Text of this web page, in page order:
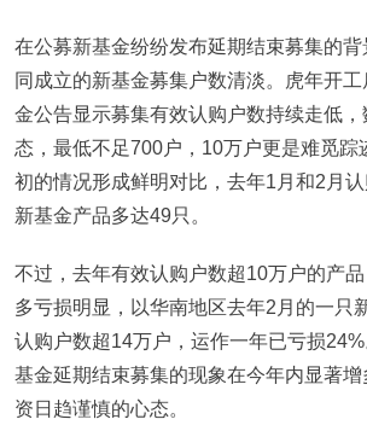
在公募新基金纷纷发布延期结束募集的
同成立的新基金募集户数清淡。虎年开
金公告显示募集有效认购户数持续走低，
态，最低不足700户，10万户更是难觅踪
初的情况形成鲜明对比，去年1月和2月
新基金产品多达49只。
不过，去年有效认购户数超10万户的产
多亏损明显，以华南地区去年2月的一只
认购户数超14万户，运作一年已亏损
基金延期结束募集的现象在今年内显著
资日趋谨慎的心态。